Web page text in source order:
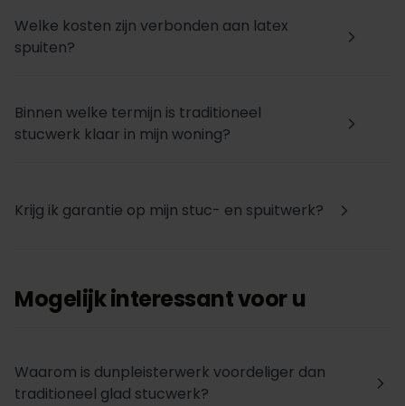
Mogelijk interessant voor u
Welke kosten zijn verbonden aan latex
spuiten?
arrow_forward_ios
Binnen welke termijn is traditioneel
stucwerk klaar in mijn woning?
arrow_forward_ios
Krijg ik garantie op mijn stuc- en spuitwerk? arrow_forward_ios
Waarom is dunpleisterwerk voordeliger dan
traditioneel glad stucwerk?
arrow_forward_ios